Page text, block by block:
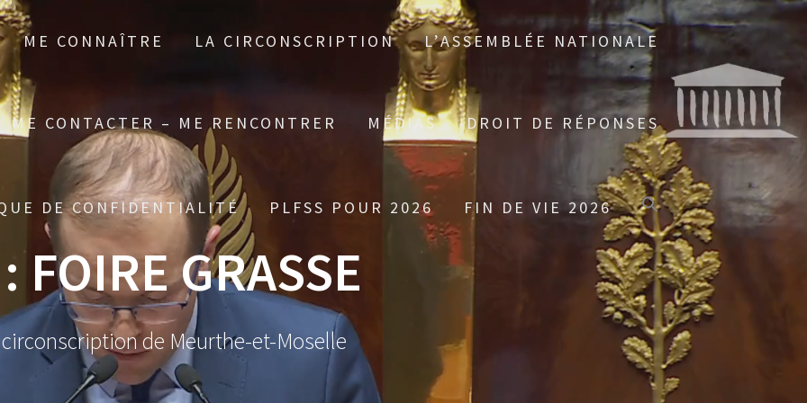
ME CONNAÎTRE LA CIRCONSCRIPTION L’ASSEMBLÉE NATIONALE
ME CONTACTER – ME RENCONTRER MÉDIAS DROIT DE RÉPONSES
DE CONFIDENTIALITÉ PLFSS POUR 2026 FIN DE VIE 2026
:FOIRE GRASSE
de Meurthe-et-Moselle